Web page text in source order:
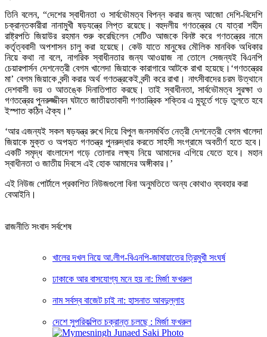
তিনি বলেন, “দেশের স্বাধীনতা ও সার্বভৌমত্ব বিপন্ন করার জন্য আজো দেশি-বিদেশি
চক্রান্তকারীরা নানামুখী ষড়যন্ত্রে লিপ্ত রয়েছে। বহুদলীয় গণতন্ত্রের যে যাত্রা শহীদ
রাষ্ট্রপতি জিয়াউর রহমান শুরু করেছিলেন সেটিও আজকে বিনষ্ট করে গণতন্ত্রের নামে
কর্তৃত্ববাদী অপশাসন চালু করা হয়েছে। কেউ যাতে মানুষের মৌলিক মানবিক অধিকার
নিয়ে কথা না বলে, নাগরিক স্বাধীনতার জন্য আওয়াজ না তোলে সেজন্যই বিএনপি
চেয়ারপার্সন দেশনেত্রী বেগম খালেদা জিয়াকে কারাগারে আটকে রাখা হয়েছে।‘গণতন্ত্রের
মা’ বেগম জিয়াকে বন্দী করার অর্থ গণতন্ত্রকেই বন্দী করে রাখা। নাৎসীবাদের চরম উত্থানে
দেশবাসী ভয় ও আতঙ্কে দিনাতিপাত করছে। তাই স্বাধীনতা, সার্বভৌমত্ব সুরক্ষা ও
গণতন্ত্রের পুনরুজ্জীবন ঘটাতে জাতীয়তাবাদী গণতান্ত্রিক শক্তির এ মুহূর্তে গড়ে তুলতে হবে
ইস্পাত কঠিন ঐক্য।”
‘আর এজন্যই সকল ষড়যন্ত্র রুখে দিয়ে বিপুল জনসমর্থিত নেত্রী দেশনেত্রী বেগম খালেদা
জিয়াকে মুক্ত ও অপহৃত গণতন্ত্র পুনরুদ্ধার করতে সাহসী সংগ্রামে অবতীর্ণ হতে হবে।
একটি সমৃদ্ধ বাংলাদেশ গড়ে তোলার লক্ষ্য নিয়ে আমাদের এগিয়ে যেতে হবে। মহান
স্বাধীনতা ও জাতীয় দিবসে এই হোক আমাদের অঙ্গীকার।’
এই নিউজ পোর্টালে প্রকাশিত নিউজগুলো বিনা অনুমতিতে অন্য কোথাও ব্যবহার করা
বেআইনি।
রাজনীতি সংবাদ সর্বশেষ
খালের দখল নিয়ে আ.লীগ-বিএনপি-জামায়াতের ত্রিমুখী সংঘর্ষ
ঢাকাকে আর বাসযোগ্য মনে হয় না: মির্জা ফখরুল
নাম সর্বস্ব বাজেট চাই না: হাসনাত আবদুল্লাহ
দেশে সুপরিকল্পিত চক্রান্ত চলছে : মির্জা ফখরুল